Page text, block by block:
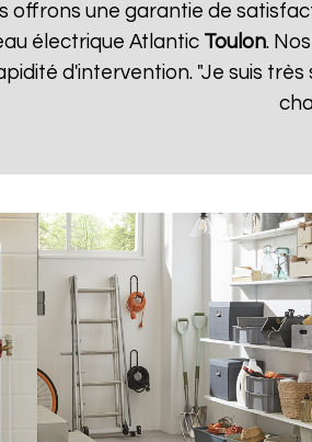
offrons une garantie de
électrique Atlantic Toulon.
d'intervention. "Je suis